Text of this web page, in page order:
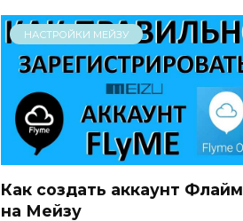
НАСТРОЙКИ МЕЙЗУ
Как создать аккаунт Флайм
на Мейзу